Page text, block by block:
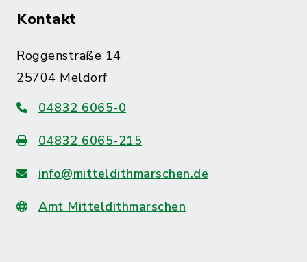
Kontakt
Roggenstraße 14
25704 Meldorf
04832 6065-0
04832 6065-215
info@mitteldithmarschen.de
Amt Mitteldithmarschen